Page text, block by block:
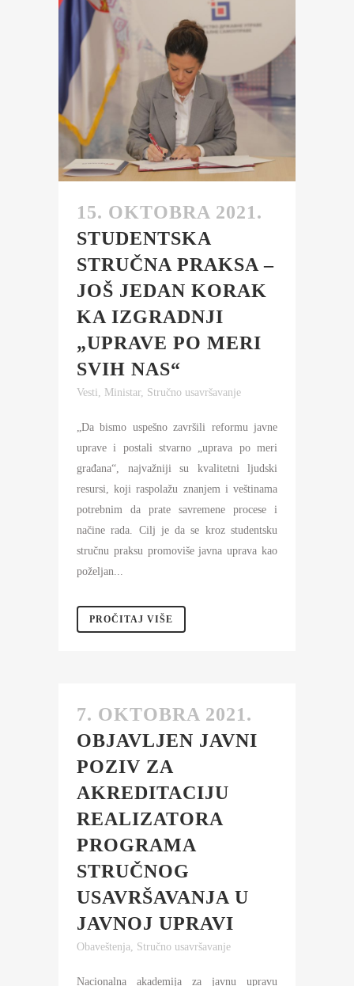
15. OKTOBRA 2021.
STUDENTSKA
STRUČNA PRAKSA –
JOŠ JEDAN KORAK
KA IZGRADNJI
„UPRAVE PO MERI
SVIH NAS“
Vesti Ministar, Stručno usavršavanje
„Da bismo uspešno završili reformu javne
uprave i postali stvarno „uprava po meri
građana“, najvažniji su kvalitetni ljudski
resursi, koji raspolažu znanjem i veštinama
potrebnim da prate savremene procese i
načine rada. Cilj je da se kroz studentsku
stručnu praksu promoviše javna uprava kao
poželjan...
PROČITAJ VIŠE
7. OKTOBRA 2021.
OBJAVLJEN JAVNI
POZIV ZA
AKREDITACIJU
REALIZATORA
PROGRAMA
STRUČNOG
USAVRŠAVANJA U
JAVNOJ UPRAVI
Obaveštenja Stručno usavršavanje
Nacionalna akademija za javnu upravu